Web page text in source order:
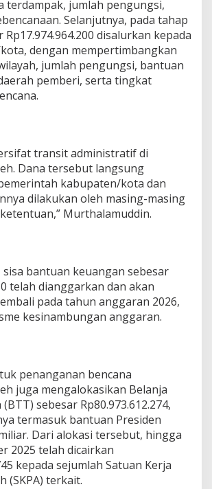
terdampak, jumlah pengungsi,
Selanjutnya, pada tahap
Rp17.974.964.200 disalurkan kepada
dengan mempertimbangkan
jumlah pengungsi, bantuan
pemberi, serta tingkat
transit administratif di
Dana tersebut langsung
kabupaten/kota dan
dilakukan oleh masing-masing
Murthalamuddin.
bantuan keuangan sebesar
telah dianggarkan dan akan
pada tahun anggaran 2026,
kesinambungan anggaran.
penanganan bencana
juga mengalokasikan Belanja
sebesar Rp80.973.612.274,
termasuk bantuan Presiden
Dari alokasi tersebut, hingga
2025 telah dicairkan
kepada sejumlah Satuan Kerja
(SKPA) terkait.